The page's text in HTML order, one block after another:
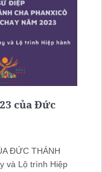
của Đức
ĐỨC THÁNH
và Lộ trình Hiệp